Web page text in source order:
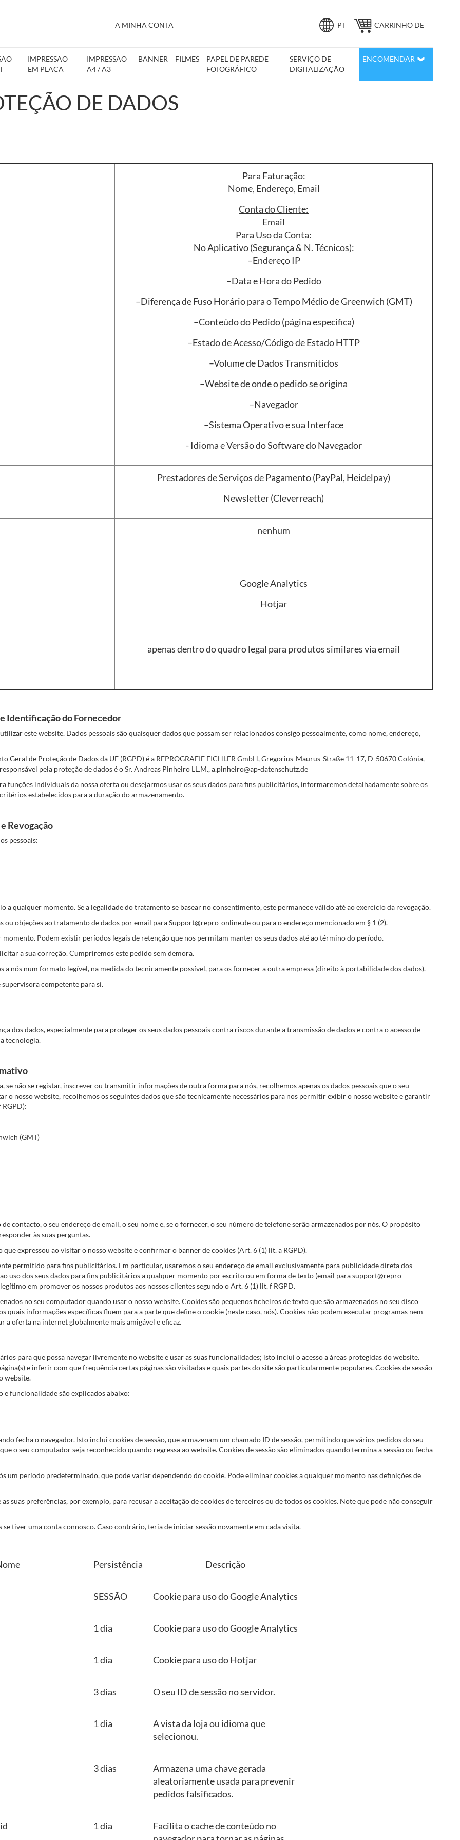
A MINHA CONTA Idioma PT
CARRINHO DE
IMPRESSÃO
EM PLACA
IMPRESSÃO
A4 / A3
BANNER FILMES
PAPEL DE PAREDE
FOTOGRÁFICO
SERVIÇO DE
DIGITALIZAÇÃO
ENCOMENDAR
DE DADOS
Para Faturação:
Nome, Endereço, Email
Conta do Cliente:
Email
Para Uso da Conta:
No Aplicativo (Segurança & N. Técnicos):
–Endereço IP
–Data e Hora do Pedido
–Diferença de Fuso Horário para o Tempo Médio de Greenwich (GMT)
–Conteúdo do Pedido (página específica)
–Estado de Acesso/Código de Estado HTTP
–Volume de Dados Transmitidos
–Website de onde o pedido se origina
–Navegador
–Sistema Operativo e sua Interface
- Idioma e Versão do Software do Navegador
Prestadores de Serviços de Pagamento (PayPal, Heidelpay)
Newsletter (Cleverreach)
nenhum
Google Analytics
Hotjar
apenas dentro do quadro legal para produtos similares via email
e Identificação do Fornecedor
este website. Dados pessoais são quaisquer dados que possam ser relacionados consigo pessoalmente, como nome, endereço,
Geral de Proteção de Dados da UE (RGPD) é a REPROGRAFIE EICHLER GmbH, Gregorius-Maurus-Straße 11-17, D-50670 Colónia,
pela proteção de dados é o Sr. Andreas Pinheiro LL.M., a.pinheiro@ap-datenschutz.de
funções individuais da nossa oferta ou desejarmos usar os seus dados para fins publicitários, informaremos detalhadamente sobre os
estabelecidos para a duração do armazenamento.
Revogação
pessoais:
a qualquer momento. Se a legalidade do tratamento se basear no consentimento, este permanece válido até ao exercício da revogação.
ou objeções ao tratamento de dados por email para Support@repro-online.de ou para o endereço mencionado em § 1 (2).
momento. Podem existir períodos legais de retenção que nos permitam manter os seus dados até ao término do período.
a sua correção. Cumpriremos este pedido sem demora.
a nós num formato legível, na medida do tecnicamente possível, para os fornecer a outra empresa (direito à portabilidade dos dados).
supervisora competente para si.
dos dados, especialmente para proteger os seus dados pessoais contra riscos durante a transmissão de dados e contra o acesso de
tecnologia.
se não se registar, inscrever ou transmitir informações de outra forma para nós, recolhemos apenas os dados pessoais que o seu
o nosso website, recolhemos os seguintes dados que são tecnicamente necessários para nos permitir exibir o nosso website e garantir
RGPD):
(GMT)
contacto, o seu endereço de email, o seu nome e, se o fornecer, o seu número de telefone serão armazenados por nós. O propósito
às suas perguntas.
que expressou ao visitar o nosso website e confirmar o banner de cookies (Art. 6 (1) lit. a RGPD).
permitido para fins publicitários. Em particular, usaremos o seu endereço de email exclusivamente para publicidade direta dos
uso dos seus dados para fins publicitários a qualquer momento por escrito ou em forma de texto (email para support@repro-
em promover os nossos produtos aos nossos clientes segundo o Art. 6 (1) lit. f RGPD.
no seu computador quando usar o nosso website. Cookies são pequenos ficheiros de texto que são armazenados no seu disco
quais informações específicas fluem para a parte que define o cookie (neste caso, nós). Cookies não podem executar programas nem
a oferta na internet globalmente mais amigável e eficaz.
para que possa navegar livremente no website e usar as suas funcionalidades; isto inclui o acesso a áreas protegidas do website.
e inferir com que frequência certas páginas são visitadas e quais partes do site são particularmente populares. Cookies de sessão
website.
e funcionalidade são explicados abaixo:
fecha o navegador. Isto inclui cookies de sessão, que armazenam um chamado ID de sessão, permitindo que vários pedidos do seu
o seu computador seja reconhecido quando regressa ao website. Cookies de sessão são eliminados quando termina a sessão ou fecha
um período predeterminado, que pode variar dependendo do cookie. Pode eliminar cookies a qualquer momento nas definições de
suas preferências, por exemplo, para recusar a aceitação de cookies de terceiros ou de todos os cookies. Note que pode não conseguir
se tiver uma conta connosco. Caso contrário, teria de iniciar sessão novamente em cada visita.
Persistência Descrição
SESSÃO Cookie para uso do Google Analytics
1 dia Cookie para uso do Google Analytics
1 dia Cookie para uso do Hotjar
3 dias O seu ID de sessão no servidor.
1 dia
A vista da loja ou idioma que
selecionou.
3 dias
Armazena uma chave gerada
aleatoriamente usada para prevenir
pedidos falsificados.
1 dia
Facilita o cache de conteúdo no